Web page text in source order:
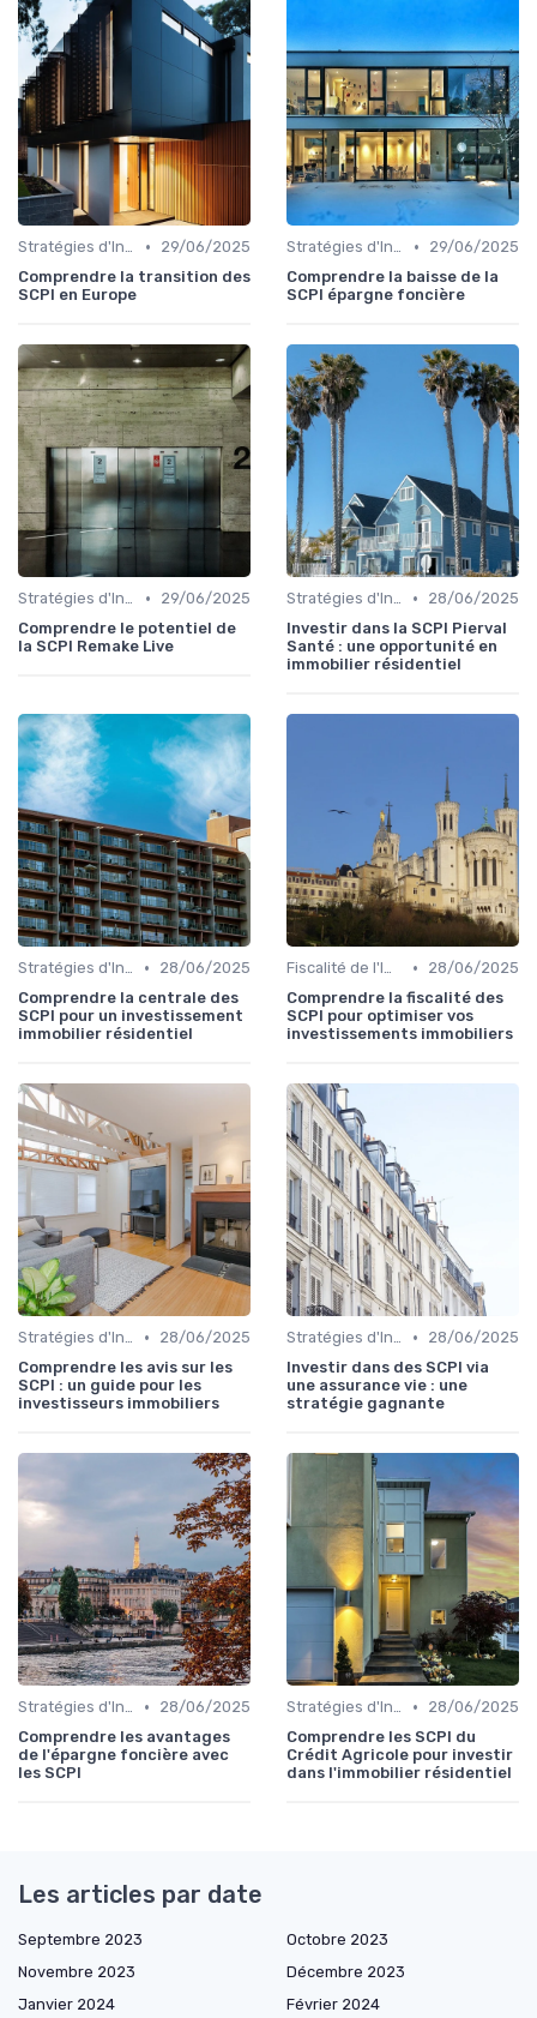
Stratégies d'Investissement Immobilier •
29/06/2025
Comprendre la transition des
SCPI en Europe
Stratégies d'Investissement Immobilier •
29/06/2025
Comprendre la baisse de la
SCPI épargne foncière
Stratégies d'Investissement Immobilier •
29/06/2025
Comprendre le potentiel de
la SCPI Remake Live
Stratégies d'Investissement Immobilier •
28/06/2025
Investir dans la SCPI Pierval
Santé : une opportunité en
immobilier résidentiel
Stratégies d'Investissement Immobilier •
28/06/2025
Comprendre la centrale des
SCPI pour un investissement
immobilier résidentiel
Fiscalité de l'Immobilier •
28/06/2025
Comprendre la fiscalité des
SCPI pour optimiser vos
investissements immobiliers
Stratégies d'Investissement Immobilier •
28/06/2025
Comprendre les avis sur les
SCPI : un guide pour les
investisseurs immobiliers
Stratégies d'Investissement Immobilier •
28/06/2025
Investir dans des SCPI via
une assurance vie : une
stratégie gagnante
Stratégies d'Investissement Immobilier •
28/06/2025
Comprendre les avantages
de l'épargne foncière avec
les SCPI
Stratégies d'Investissement Immobilier •
28/06/2025
Comprendre les SCPI du
Crédit Agricole pour investir
dans l'immobilier résidentiel
Les articles par date
Septembre 2023
Octobre 2023
Novembre 2023
Décembre 2023
Janvier 2024
Février 2024